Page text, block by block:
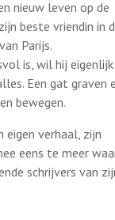
nieuw leven op de
beste vriendin in
Parijs.
is, wil hij eigenlijk
Een gat graven
bewegen.
verhaal, zijn
eens te meer
schrijvers van